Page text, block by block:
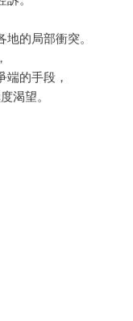
的局部衝突。
的手段，
渴望。